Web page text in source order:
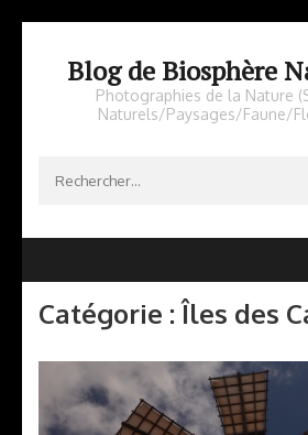
Blog de Biosphère
Photographies de la Nature
Naturels/Paysages/Faune/
Catégorie :Îles des